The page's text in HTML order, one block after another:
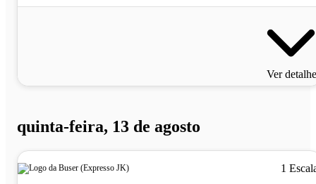
Ver
quinta-feira, 13 de agosto
1